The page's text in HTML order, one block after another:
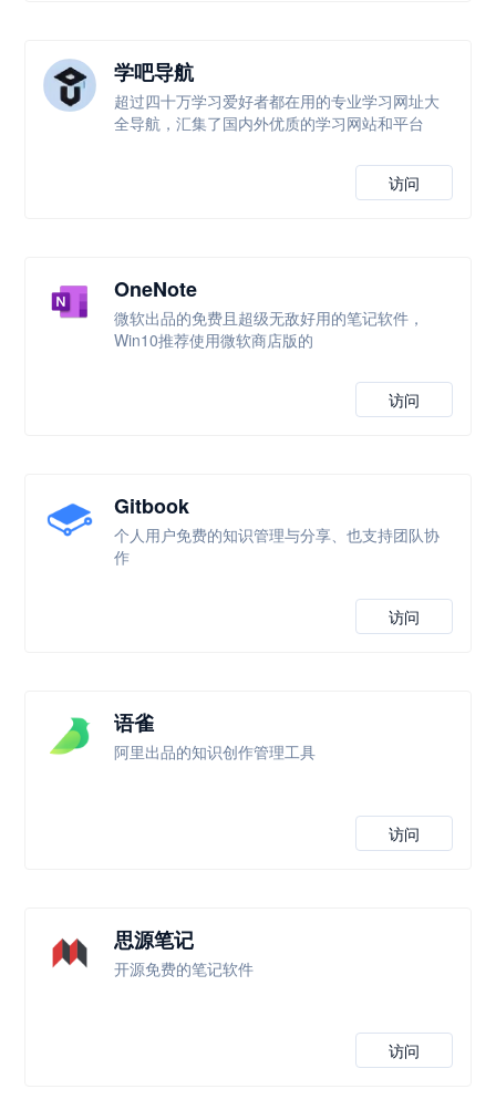
学吧导航
超过四十万学习爱好者都在用的专业学习网址大
全导航，汇集了国内外优质的学习网站和平台
访问
OneNote
微软出品的免费且超级无敌好用的笔记软件，
Win10推荐使用微软商店版的
访问
Gitbook
个人用户免费的知识管理与分享、也支持团队协
作
访问
语雀
阿里出品的知识创作管理工具
访问
思源笔记
开源免费的笔记软件
访问